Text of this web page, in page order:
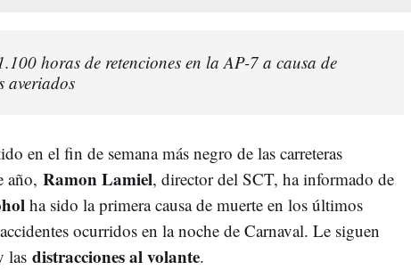
horas de retenciones en la AP-7 a causa de
averiados
en el fin de semana más negro de las carreteras
año, Ramon Lamiel, director del SCT, ha informado de
ha sido la primera causa de muerte en los últimos
ocurridos en la noche de Carnaval. Le siguen
las distracciones al volante.